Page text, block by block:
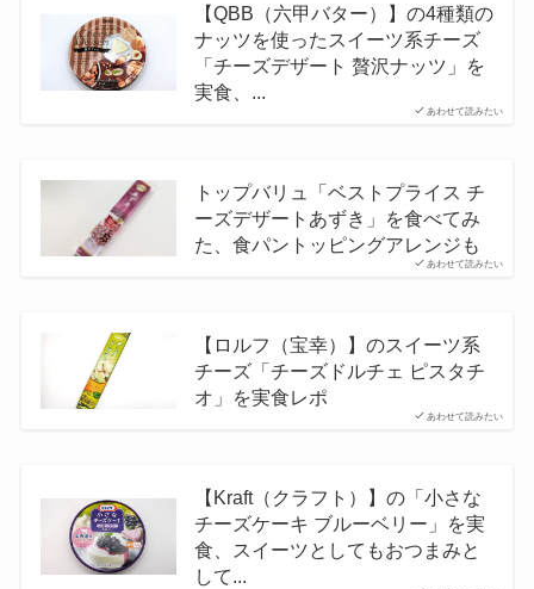
あわせて読みたい
【QBB（六甲バター）】の4種類の
ナッツを使ったスイーツ系チーズ
「チーズデザート 贅沢ナッツ」を
実食、...
あわせて読みたい
トップバリュ「ベストプライス チ
ーズデザートあずき」を食べてみ
た、食パントッピングアレンジも
あわせて読みたい
【ロルフ（宝幸）】のスイーツ系
チーズ「チーズドルチェ ピスタチ
オ」を実食レポ
【Kraft（クラフト）】の「小さな
チーズケーキ ブルーベリー」を実
食、スイーツとしてもおつまみと
して...